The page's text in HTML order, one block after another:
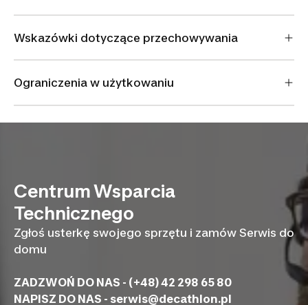
Wskazówki dotyczące przechowywania
Ograniczenia w użytkowaniu
Centrum Wsparcia
Technicznego
Zgłoś usterkę swojego sprzętu i zamów Serwis do
domu
ZADZWOŃ DO NAS - (+48) 42 298 65 80
NAPISZ DO NAS - serwis@decathlon.pl